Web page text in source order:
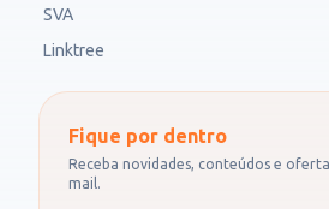
SVA
Linktree
Fique por dentro
Receba novidades, conteúdos e
mail.